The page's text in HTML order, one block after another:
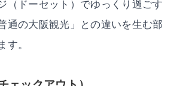
（ドーセット）でゆっくり過ごす
通の大阪観光」との違いを生む部
。